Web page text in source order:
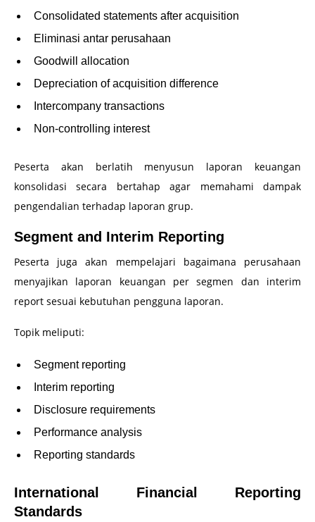
Consolidated statements after acquisition
Eliminasi antar perusahaan
Goodwill allocation
Depreciation of acquisition difference
Intercompany transactions
Non-controlling interest
Peserta akan berlatih menyusun laporan keuangan
konsolidasi secara bertahap agar memahami dampak
pengendalian terhadap laporan grup.
Segment and Interim Reporting
Peserta juga akan mempelajari bagaimana perusahaan
menyajikan laporan keuangan per segmen dan interim
report sesuai kebutuhan pengguna laporan.
Topik meliputi:
Segment reporting
Interim reporting
Disclosure requirements
Performance analysis
Reporting standards
International Financial Reporting
Standards